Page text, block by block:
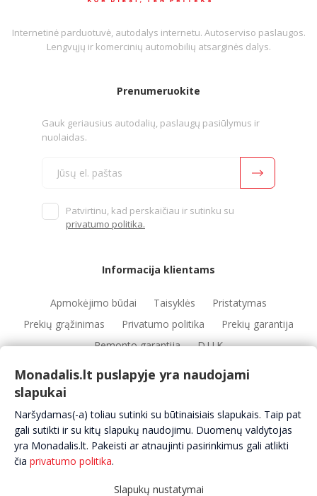
Internetinė parduotuvė, autodalys internetu. Autoserviso paslaugos.
Lengvųjų ir komercinių automobilių atsarginės dalys.
Prenumeruokite
Gauk geriausius autodalių, paslaugų pasiūlymus ir
nuolaidas.
Patvirtinu, kad perskaičiau ir sutinku su
privatumo politika.
Informacija klientams
Apmokėjimo būdai Taisyklės
Pristatymas
Prekių grąžinimas
Privatumo politika
Prekių garantija
Remonto garantija
D.U.K
Automobilių servisai Automobilių dalys
Apie mus
Kontaktai
Monadalis.lt puslapyje yra naudojami
slapukai
Naršydamas(-a) toliau sutinki su būtinaisiais slapukais. Taip pat
gali sutikti ir su kitų slapukų naudojimu. Duomenų valdytojas
yra Monadalis.lt. Pakeisti ar atnaujinti pasirinkimus gali atlikti
čia privatumo politika.
Slapukų nustatymai